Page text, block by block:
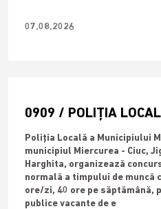
07.08.2026
0909 / POLIȚIA
Poliția Locală a Municipiului
municipiul Miercurea - Ciuc,
Harghita, organizează
normală a timpului de muncă
ore/zi, 40 ore pe săptămână,
publice vacante de e